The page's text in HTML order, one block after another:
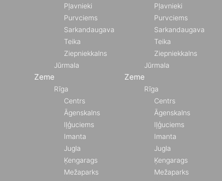
Pļavnieki
Purvciems
Sarkandaugava
Teika
Ziepniekkalns
Jūrmala
Zeme
Rīga
Centrs
Āgenskalns
Iļģuciems
Imanta
Jugla
Ķengarags
Mežaparks
Pļavnieki
Purvciems
Sarkandaugava
Teika
Ziepniekkalns
Jūrmala
Zeme
Rīga
Centrs
Āgenskalns
Iļģuciems
Imanta
Jugla
Ķengarags
Mežaparks